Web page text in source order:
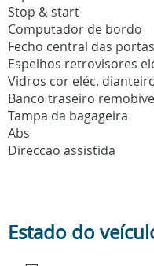
Stop & start
Computador de bordo
Fecho central das portas
Espelhos retrovisores
Vidros cor eléc.
Banco traseiro
Tampa da bagageira
Abs
Direccao assistida
Estado do